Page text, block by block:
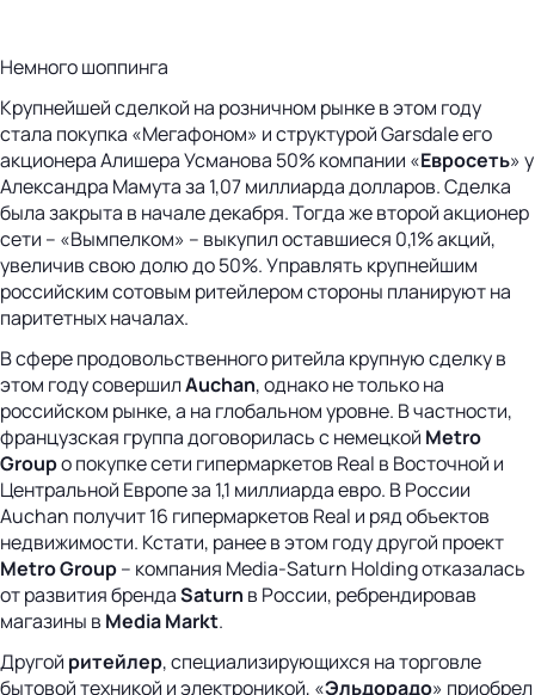
Немного шоппинга
Крупнейшей сделкой на розничном рынке в этом году
стала покупка «Мегафоном» и структурой Garsdale его
акционера Алишера Усманова 50% компании «Евросеть» у
Александра Мамута за 1,07 миллиарда долларов. Сделка
была закрыта в начале декабря. Тогда же второй акционер
сети – «Вымпелком» – выкупил оставшиеся 0,1% акций,
увеличив свою долю до 50%. Управлять крупнейшим
российским сотовым ритейлером стороны планируют на
паритетных началах.
В сфере продовольственного ритейла крупную сделку в
этом году совершилAuchan, однако не только на
российском рынке, а на глобальном уровне. В частности,
французская группа договорилась с немецкой Metro
Groupо покупке сети гипермаркетов Real в Восточной и
Центральной Европе за 1,1 миллиарда евро. В России
Auchan получит 16 гипермаркетов Real и ряд объектов
недвижимости. Кстати, ранее в этом году другой проект
Metro Group– компания Media-Saturn Holding отказалась
от развития брендаSaturn в России, ребрендировав
магазины в Media Markt.
Другой ритейлер, специализирующихся на торговле
бытовой техникой и электроникой, «Эльдорадо» приобрел